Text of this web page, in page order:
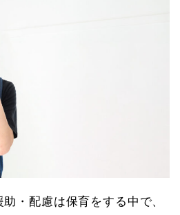
・配慮は保育をする中で、